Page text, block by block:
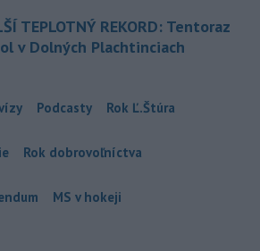
TEPLOTNÝ REKORD: Tentoraz
v Dolných Plachtinciach
Podcasty Rok Ľ.Štúra
Rok dobrovoľníctva
MS v hokeji